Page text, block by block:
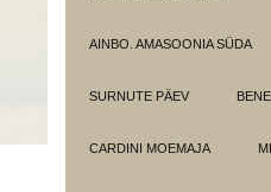
AINBO. AMASOONIA SÜDA
SURNUTE PÄEV
CARDINI MOEMAJA